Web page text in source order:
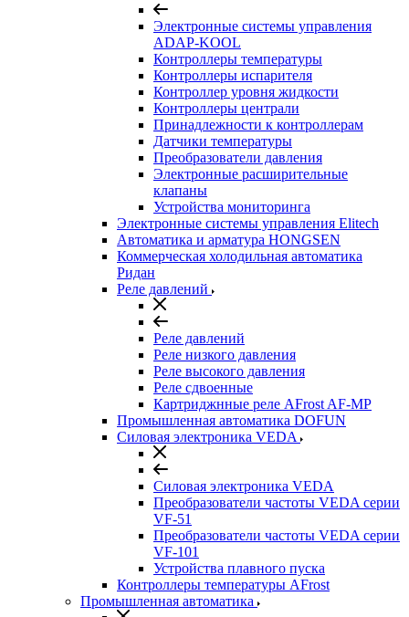
Электронные системы управления
ADAP-KOOL
Контроллеры температуры
Контроллеры испарителя
Контроллер уровня жидкости
Контроллеры централи
Принадлежности к контроллерам
Датчики температуры
Преобразователи давления
Электронные расширительные
клапаны
Устройства мониторинга
Электронные системы управления Elitech
Автоматика и арматура HONGSEN
Коммерческая холодильная автоматика
Ридан
Реле давлений
Реле давлений
Реле низкого давления
Реле высокого давления
Реле сдвоенные
Картриджнные реле AFrost AF-MP
Промышленная автоматика DOFUN
Силовая электроника VEDA
Силовая электроника VEDA
Преобразователи частоты VEDA серии
VF-51
Преобразователи частоты VEDA серии
VF-101
Устройства плавного пуска
Контроллеры температуры AFrost
Промышленная автоматика